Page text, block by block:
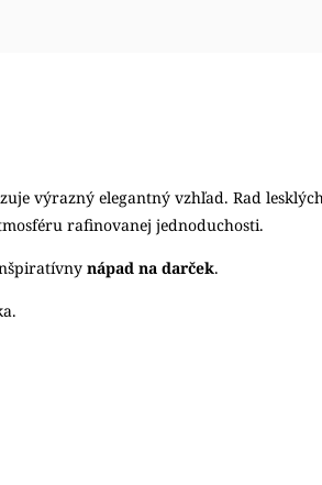
výrazný elegantný vzhľad. Rad lesklých
rafinovanej jednoduchosti.
nápad na darček.